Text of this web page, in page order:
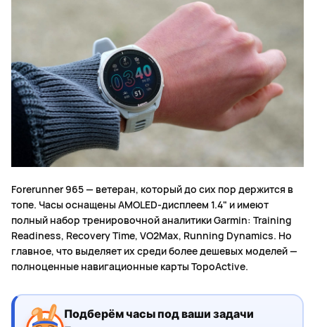
Forerunner 965 — ветеран, который до сих пор держится в
топе. Часы оснащены AMOLED-дисплеем 1.4" и имеют
полный набор тренировочной аналитики Garmin: Training
Readiness, Recovery Time, VO2Max, Running Dynamics. Но
главное, что выделяет их среди более дешевых моделей —
полноценные навигационные карты TopoActive.
Подберём часы под ваши задачи